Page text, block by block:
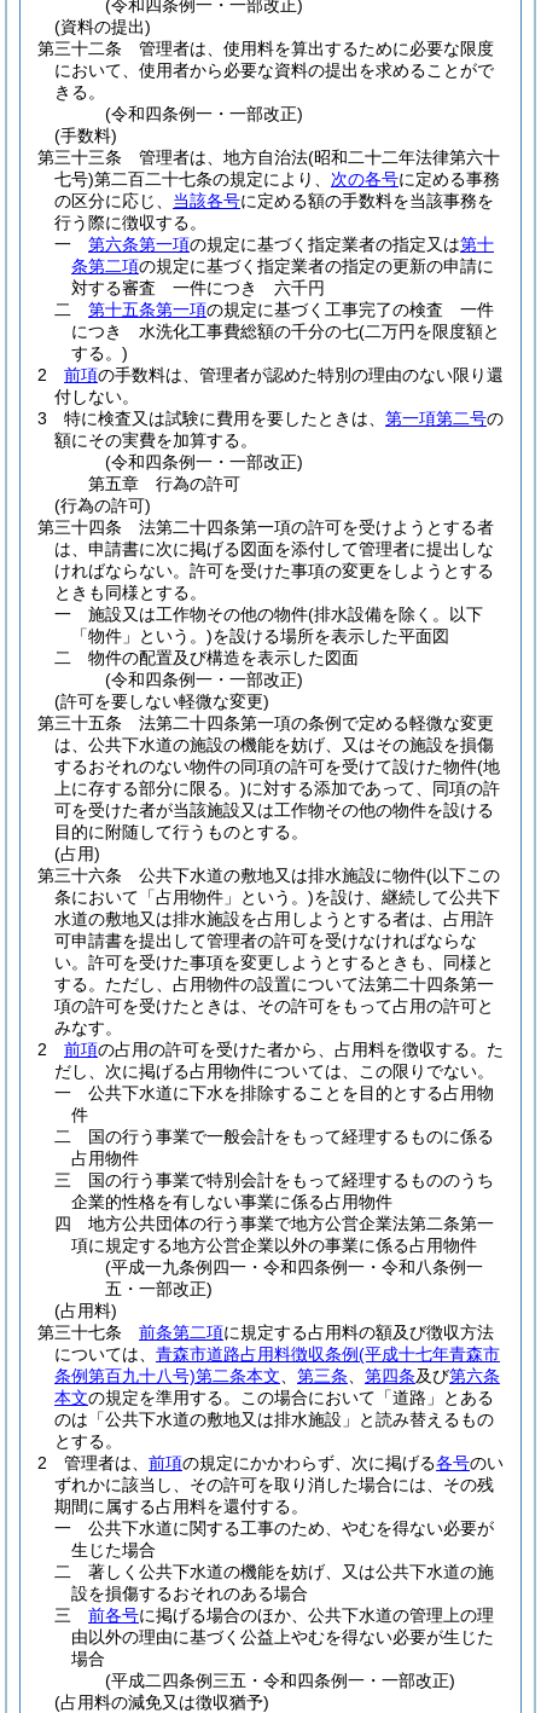
(令和四条例一・一部改正)
(資料の提出)
第三十二条
管理者は、使用料を算出するために必要な限度
において、使用者から必要な資料の提出を求めることがで
きる。
(令和四条例一・一部改正)
(手数料)
第三十三条
管理者は、地方自治法(昭和二十二年法律第六十
七号)第二百二十七条の規定により、 次の各号に定める事務
の区分に応じ、 当該各号に定める額の手数料を当該事務を
行う際に徴収する。
一
第六条第一項の規定に基づく指定業者の指定又は第十
条第二項の規定に基づく指定業者の指定の更新の申請に
対する審査 一件につき 六千円
二
第十五条第一項の規定に基づく工事完了の検査 一件
につき 水洗化工事費総額の千分の七(二万円を限度額と
する。)
2
前項の手数料は、管理者が認めた特別の理由のない限り還
付しない。
3
特に検査又は試験に費用を要したときは、 第一項第二号の
額にその実費を加算する。
(令和四条例一・一部改正)
第五章
行為の許可
(行為の許可)
第三十四条
法第二十四条第一項の許可を受けようとする者
は、申請書に次に掲げる図面を添付して管理者に提出しな
ければならない。 許可を受けた事項の変更をしようとする
ときも同様とする。
一
施設又は工作物その他の物件(排水設備を除く。以下
「物件」という。)を設ける場所を表示した平面図
二
物件の配置及び構造を表示した図面
(令和四条例一・一部改正)
(許可を要しない軽微な変更)
第三十五条
法第二十四条第一項の条例で定める軽微な変更
は、公共下水道の施設の機能を妨げ、又はその施設を損傷
するおそれのない物件の同項の許可を受けて設けた物件(地
上に存する部分に限る。)に対する添加であって、同項の許
可を受けた者が当該施設又は工作物その他の物件を設ける
目的に附随して行うものとする。
(占用)
第三十六条
公共下水道の敷地又は排水施設に物件(以下この
条において「占用物件」という。)を設け、継続して公共下
水道の敷地又は排水施設を占用しようとする者は、占用許
可申請書を提出して管理者の許可を受けなければならな
い。 許可を受けた事項を変更しようとするときも、同様と
する。 ただし、占用物件の設置について法第二十四条第一
項の許可を受けたときは、その許可をもって占用の許可と
みなす。
2
前項の占用の許可を受けた者から、占用料を徴収する。 た
だし、次に掲げる占用物件については、この限りでない。
一
公共下水道に下水を排除することを目的とする占用物
件
二
国の行う事業で一般会計をもって経理するものに係る
占用物件
三
国の行う事業で特別会計をもって経理するもののうち
企業的性格を有しない事業に係る占用物件
四
地方公共団体の行う事業で地方公営企業法第二条第一
項に規定する地方公営企業以外の事業に係る占用物件
(平成一九条例四一・令和四条例一・令和八条例一
五・一部改正)
(占用料)
第三十七条
前条第二項に規定する占用料の額及び徴収方法
については、 青森市道路占用料徴収条例(平成十七年青森市
条例第百九十八号)第二条本文 第三条 第四条及び第六条
本文の規定を準用する。
この場合において「道路」とある
のは「公共下水道の敷地又は排水施設」と読み替えるもの
とする。
2
管理者は、 前項の規定にかかわらず、次に掲げる各号のい
ずれかに該当し、その許可を取り消した場合には、その残
期間に属する占用料を還付する。
一
公共下水道に関する工事のため、やむを得ない必要が
生じた場合
二
著しく公共下水道の機能を妨げ、又は公共下水道の施
設を損傷するおそれのある場合
三
前各号に掲げる場合のほか、公共下水道の管理上の理
由以外の理由に基づく公益上やむを得ない必要が生じた
場合
(平成二四条例三五・令和四条例一・一部改正)
(占用料の減免又は徴収猶予)